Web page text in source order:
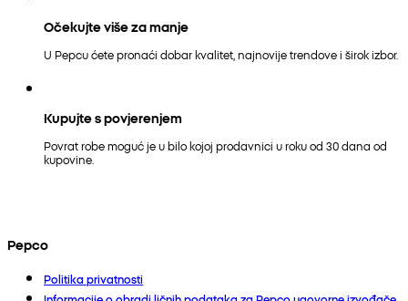
Očekujte više za manje
U Pepcu ćete pronaći dobar kvalitet, najnovije trendove i širok izbor.
Kupujte s povjerenjem
Povrat robe moguć je u bilo kojoj prodavnici u roku od 30 dana od
kupovine.
Pepco
Politika privatnosti